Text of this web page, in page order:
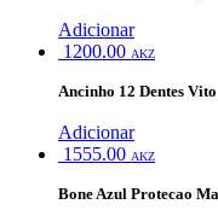
Adicionar
1200.00 AKZ
Ancinho 12 Dentes Vito
Adicionar
1555.00 AKZ
Bone Azul Protecao